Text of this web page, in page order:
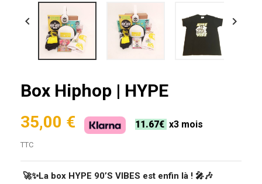
 
Box Hiphop | HYPE
35,00 € 11.67€ x3 mois
TTC
🚀✨La box HYPE 90’S VIBES est enfin là ! 🎤🎶